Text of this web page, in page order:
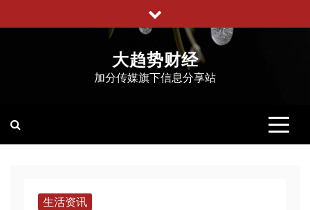
至
大趋势财经
加分传媒旗下信息分享站
生活资讯